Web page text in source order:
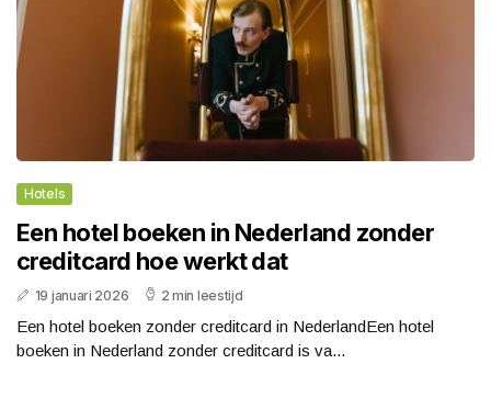
Hotels
Een hotel boeken in Nederland zonder
creditcard hoe werkt dat
19 januari 2026 2 min leestijd
Een hotel boeken zonder creditcard in NederlandEen hotel
boeken in Nederland zonder creditcard is va...